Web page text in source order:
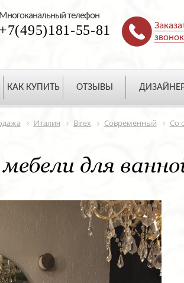
Многоканальный телефон
+7(495)181-55-81
звонок
КАК КУПИТЬ ОТЗЫВЫ
Италия Birex Современный Со
для